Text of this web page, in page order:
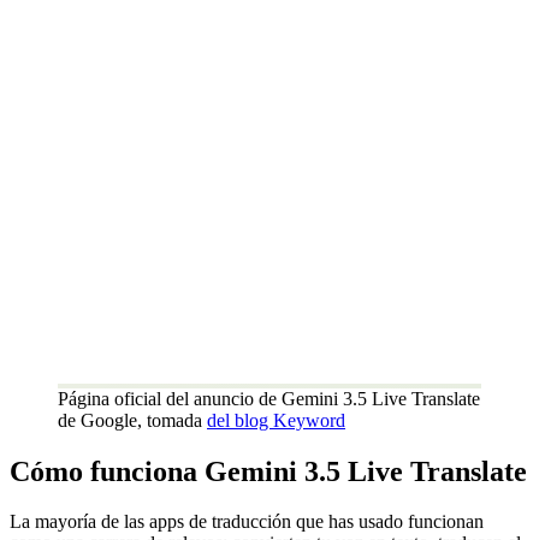
Página oficial del anuncio de Gemini 3.5 Live Translate
de Google, tomada del blog Keyword
Cómo funciona Gemini 3.5 Live Translate
La mayoría de las apps de traducción que has usado funcionan